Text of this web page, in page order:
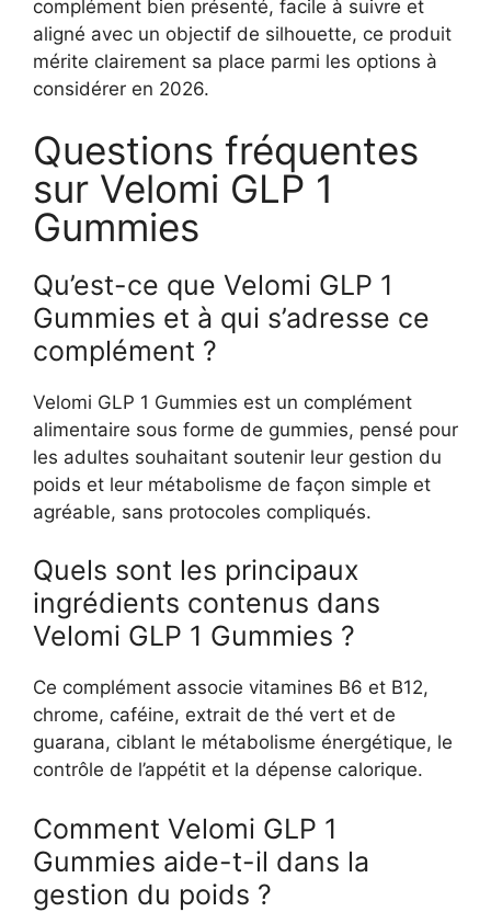
complément bien présenté, facile à suivre et
aligné avec un objectif de silhouette, ce produit
mérite clairement sa place parmi les options à
considérer en 2026.
Questions fréquentes
sur Velomi GLP 1
Gummies
Qu’est-ce que Velomi GLP 1
Gummies et à qui s’adresse ce
complément ?
Velomi GLP 1 Gummies est un complément
alimentaire sous forme de gummies, pensé pour
les adultes souhaitant soutenir leur gestion du
poids et leur métabolisme de façon simple et
agréable, sans protocoles compliqués.
Quels sont les principaux
ingrédients contenus dans
Velomi GLP 1 Gummies ?
Ce complément associe vitamines B6 et B12,
chrome, caféine, extrait de thé vert et de
guarana, ciblant le métabolisme énergétique, le
contrôle de l’appétit et la dépense calorique.
Comment Velomi GLP 1
Gummies aide-t-il dans la
gestion du poids ?